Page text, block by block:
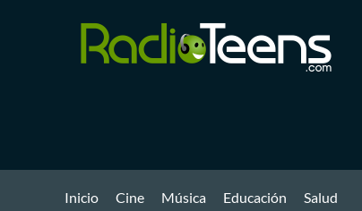
Inicio Cine Música Educación Salud